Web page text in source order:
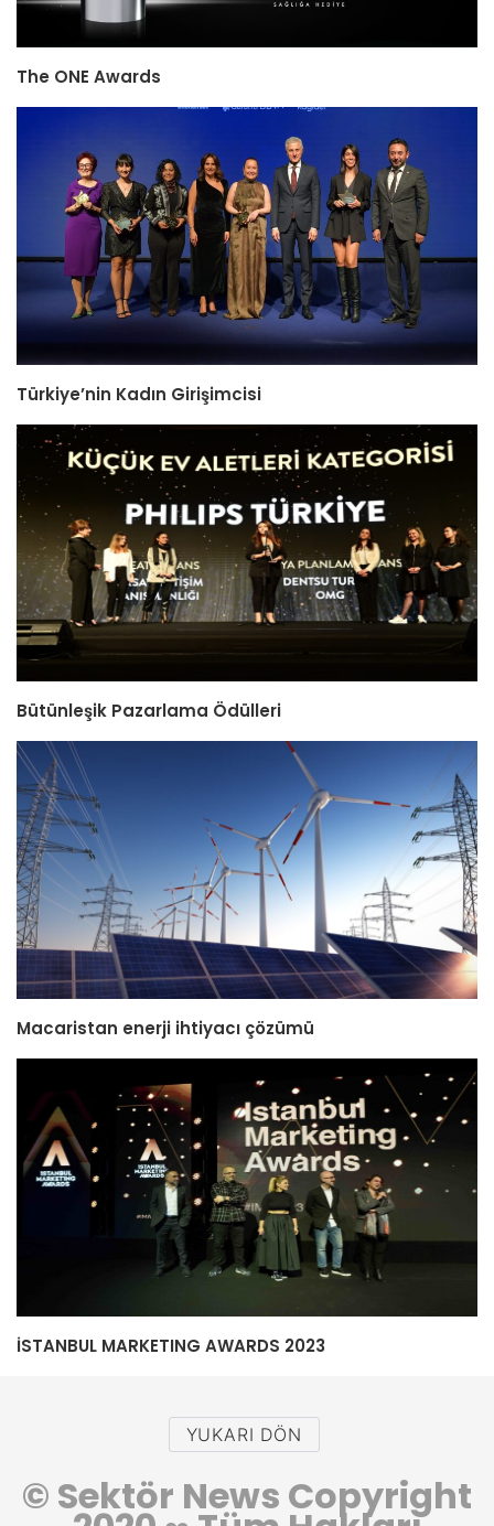
The ONE Awards
Türkiye’nin Kadın Girişimcisi
Bütünleşik Pazarlama Ödülleri
Macaristan enerji ihtiyacı çözümü
İSTANBUL MARKETING AWARDS 2023
YUKARI DÖN
© Sektör News Copyright